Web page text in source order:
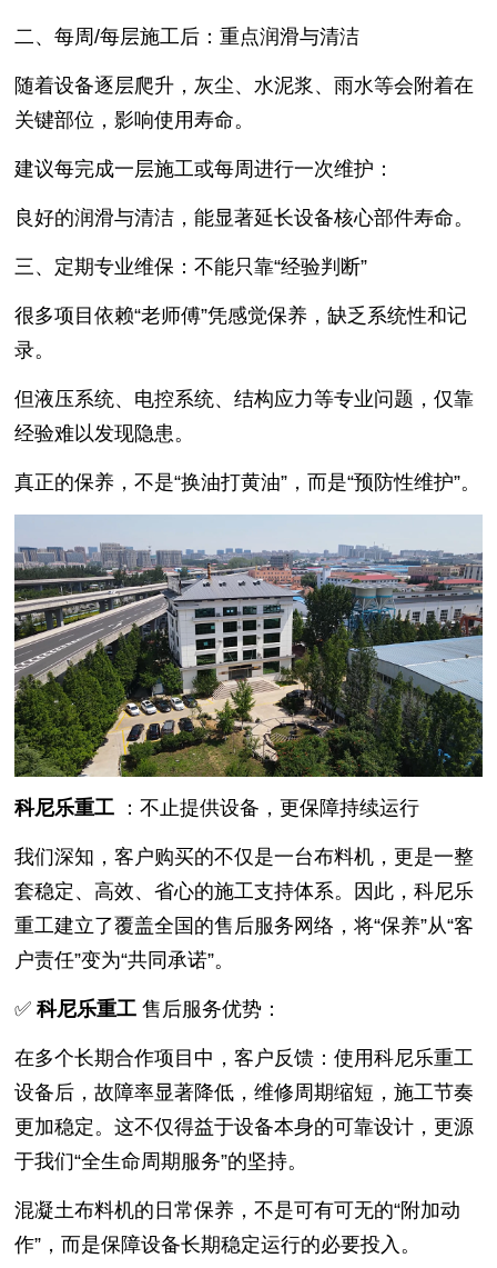
二、每周/每层施工后：重点润滑与清洁
随着设备逐层爬升，灰尘、水泥浆、雨水等会附着在
关键部位，影响使用寿命。
建议每完成一层施工或每周进行一次维护：
良好的润滑与清洁，能显著延长设备核心部件寿命。
三、定期专业维保：不能只靠“经验判断”
很多项目依赖“老师傅”凭感觉保养，缺乏系统性和记
录。
但液压系统、电控系统、结构应力等专业问题，仅靠
经验难以发现隐患。
真正的保养，不是“换油打黄油”，而是“预防性维护”。
科尼乐重工 ：不止提供设备，更保障持续运行
我们深知，客户购买的不仅是一台布料机，更是一整
套稳定、高效、省心的施工支持体系。因此，科尼乐
重工建立了覆盖全国的售后服务网络，将“保养”从“客
户责任”变为“共同承诺”。
✅科尼乐重工 售后服务优势：
在多个长期合作项目中，客户反馈：使用科尼乐重工
设备后，故障率显著降低，维修周期缩短，施工节奏
更加稳定。这不仅得益于设备本身的可靠设计，更源
于我们“全生命周期服务”的坚持。
混凝土布料机的日常保养，不是可有可无的“附加动
作”，而是保障设备长期稳定运行的必要投入。